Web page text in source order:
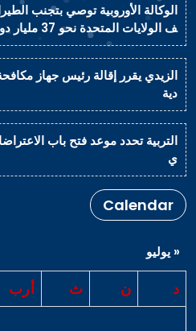
الوكالة الأوروبية توصي بتجنب
ف الولايات المتحدة نحو 37 مليار دولار
الزيدي يقرر إقالة رئيس جهاز
دية
التربية تحدد موعد فتح باب
ي
Calendar
د ن ث أرب
« يوليو